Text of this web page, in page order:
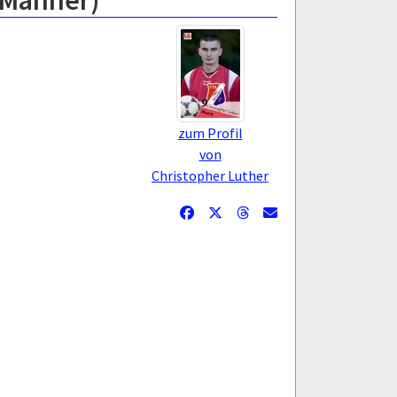
zum Profil
von
Christopher Luther